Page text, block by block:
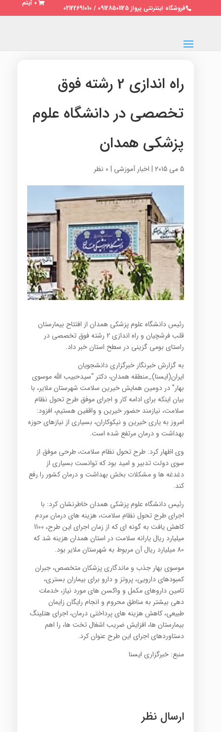
فروشگاه اینترنتی پرواز 09128501125 / 02122691010
0 آیتم
راه اندازی 2 رشته فوق
تخصصی در دانشگاه علوم
پزشکی همدان
5 می 2015 | اخبار آموزشی | 0 نظر
رئیس دانشگاه علوم پزشکی همدان از افتتاح بیمارستان
قلب فرشچیان و راه اندازی 2 رشته فوق تخصصی در
راستای بومی گزینی در سطح استان خبر داد.
به گزارش خبرنگار خبرگزاری دانشجویان
ایران(ایسنا)_منطقه همدان، ‌دکتر “سیدحبیب الله موسوی
بهار” ‌در دومین همایش خیرین سلامت شهرستان ملایر، با
بیان اینکه برای ادامه کار و اجرای موفق طرح تحول نظام
سلامت، نیازمند حضور خیرین و واقفین هستیم، افزود:
امروز به یاری خیرین و نیکوکاران، بسیاری از نیازهای حوزه
بهداشت و درمان مرتفع شده است.
وی اظهار کرد: طرح تحول نظام سلامت، طرحی موفق از
سوی دولت تدبیر و امید بود که توانست بسیاری از
دغدغه ها و مشکلات بخش بهداشت و درمان کشور را رفع
کند.
رئیس دانشگاه علوم پزشکی همدان خاطرنشان کرد: با
اجرای طرح تحول نظام سلامت، هزینه های درمان مردم
کاهش یافت به گونه ای که از زمان اجرای این طرح، 1100
میلیارد ریال یارانه سلامت در استان همدان هزینه شد که
80 میلیارد ریال آن مربوط به شهرستان ملایر بود.
موسوی بهار جذب و ماندگاری پزشکان متخصص، جبران
کمبودهای دارویی، پروتز و دارو برای بیماران بستری،
تامین داروهای مکمل و واکسن های مورد نیاز، خدمات
دهی بیشتر به مناطق محروم و انجام رایگان زایمان
طبیعی، کاهش هزینه های پرداختی درمان، اجرای هتلینگ
بیمارستان ها، افزایش ضریب اشغال تخت ها، را اهم
دستاوردهای اجرای این طرح عنوان کرد.
منبع: خبرگزاری ایسنا
ارسال نظر